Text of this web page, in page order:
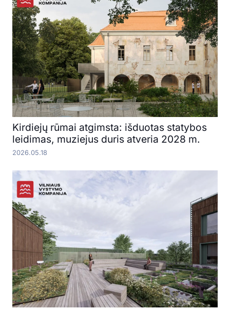
Kirdiejų rūmai atgimsta: išduotas statybos
leidimas, muziejus duris atveria 2028 m.
2026.05.18